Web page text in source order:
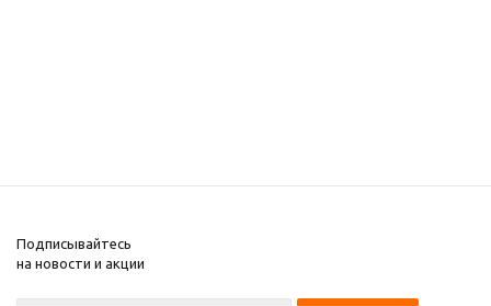
Подписывайтесь
на новости и акции